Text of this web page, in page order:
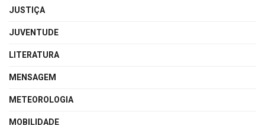
JUSTIÇA
JUVENTUDE
LITERATURA
MENSAGEM
METEOROLOGIA
MOBILIDADE